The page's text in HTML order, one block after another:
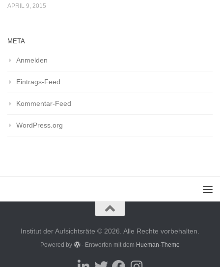
APRIL 9, 2015
META
Anmelden
Eintrags-Feed
Kommentar-Feed
WordPress.org
Institut der Aufsichtsräte © 2026. Alle Rechte vorbehalten.
Powered by - Entworfen mit dem Hueman-Theme